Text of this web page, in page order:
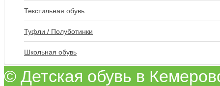
Текстильная обувь
Туфли / Полуботинки
Школьная обувь
© Детская обувь в